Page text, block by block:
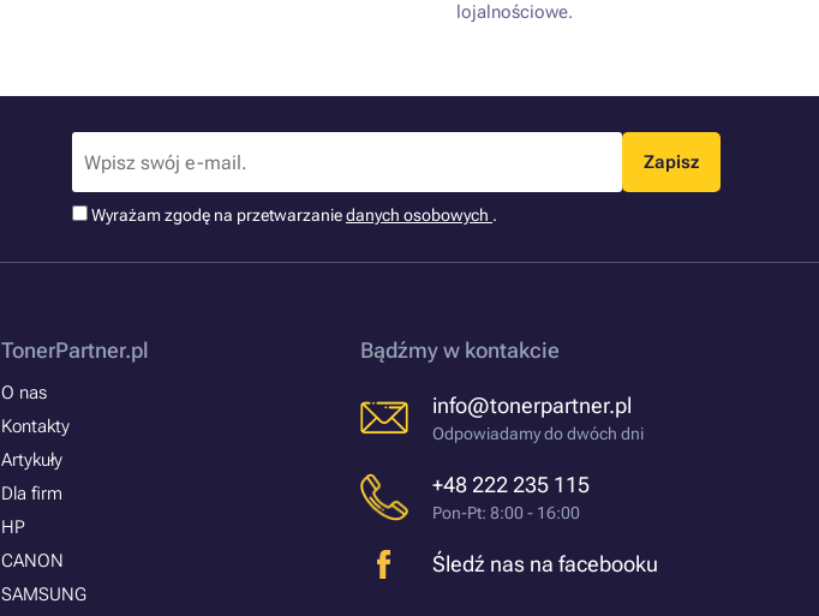
lojalnościowe.
Zapisz
Wyrażam zgodę na przetwarzaniedanych osobowych .
TonerPartner.pl
O nas
Kontakty
Artykuły
Dla firm
HP
CANON
SAMSUNG
Bądźmy w kontakcie
info@tonerpartner.pl
Odpowiadamy do dwóch dni
+48 222 235 115
Pon-Pt: 8:00 - 16:00
Śledź nas na facebooku